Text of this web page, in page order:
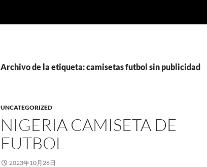
Archivo de la etiqueta: camisetas futbol sin publicidad
UNCATEGORIZED
NIGERIA CAMISETA DE
FUTBOL
2023年10月26日